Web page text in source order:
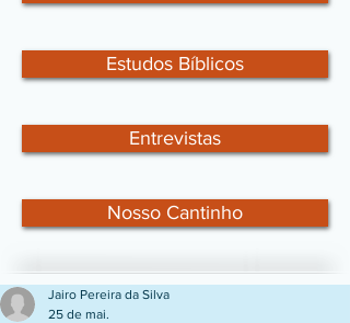
Estudos Bíblicos
Entrevistas
Nosso Cantinho
Jairo Pereira da Silva
25 de mai.